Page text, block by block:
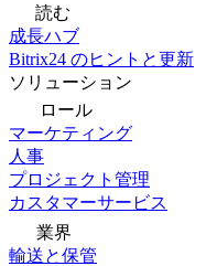
読む
成長ハブ
Bitrix24 のヒントと更新
ソリューション
ロール
マーケティング
人事
プロジェクト管理
カスタマーサービス
業界
輸送と保管